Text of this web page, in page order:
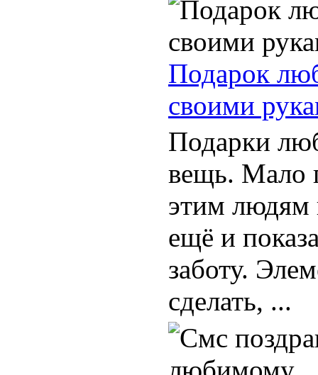
Подарок
своими
Подарки
вещь. Мало
этим людям
ещё и
заботу.
сделать, ...